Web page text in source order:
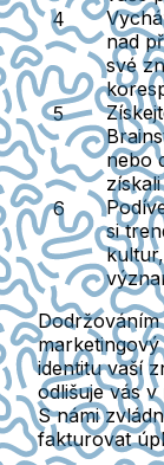
nad
své
nebo
si
identitu vaší
odlišuje vás
S námi
fakturovat